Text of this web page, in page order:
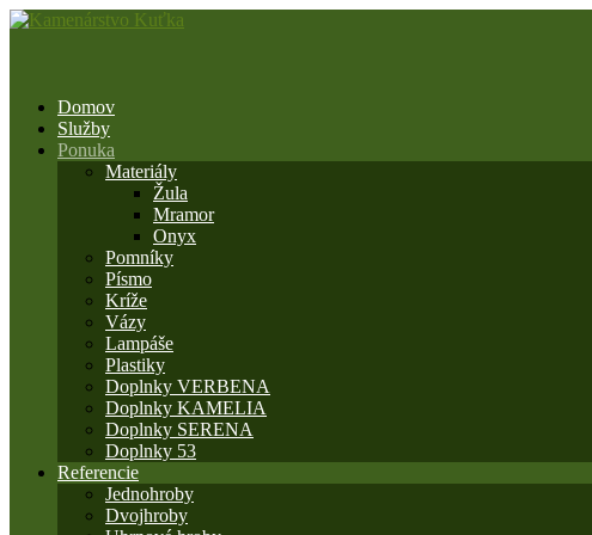
Domov
Služby
Ponuka
Materiály
Žula
Mramor
Onyx
Pomníky
Písmo
Kríže
Vázy
Lampáše
Plastiky
Doplnky VERBENA
Doplnky KAMELIA
Doplnky SERENA
Doplnky 53
Referencie
Jednohroby
Dvojhroby